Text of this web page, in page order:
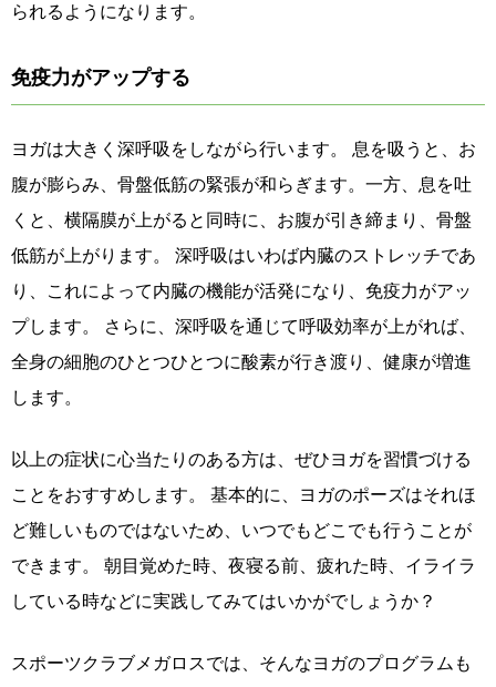
られるようになります。
免疫力がアップする
ヨガは大きく深呼吸をしながら行います。 息を吸うと、お
腹が膨らみ、骨盤低筋の緊張が和らぎます。一方、息を吐
くと、横隔膜が上がると同時に、お腹が引き締まり、骨盤
低筋が上がります。 深呼吸はいわば内臓のストレッチであ
り、これによって内臓の機能が活発になり、免疫力がアッ
プします。 さらに、深呼吸を通じて呼吸効率が上がれば、
全身の細胞のひとつひとつに酸素が行き渡り、健康が増進
します。
以上の症状に心当たりのある方は、ぜひヨガを習慣づける
ことをおすすめします。 基本的に、ヨガのポーズはそれほ
ど難しいものではないため、いつでもどこでも行うことが
できます。 朝目覚めた時、夜寝る前、疲れた時、イライラ
している時などに実践してみてはいかがでしょうか？
スポーツクラブメガロスでは、そんなヨガのプログラムも